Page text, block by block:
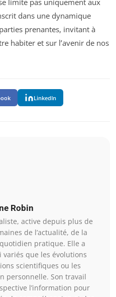
limite pas uniquement aux
dans une dynamique
prenantes, invitant à
habiter et sur l’avenir de nos
LinkedIn
Robin
active depuis plus de
de l’actualité, de la
pratique. Elle a
variés que les évolutions
scientifiques ou les
personnelle. Son travail
l’information pour